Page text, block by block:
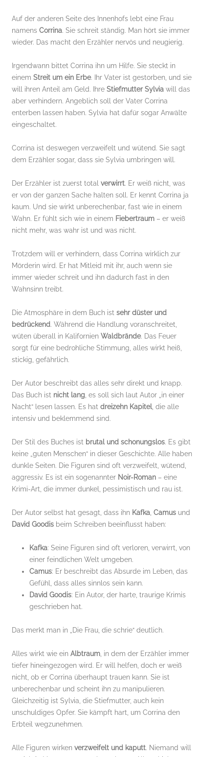
Auf der anderen Seite des Innenhofs lebt eine Frau
namens Corrina. Sie schreit ständig. Man hört sie immer
wieder. Das macht den Erzähler nervös und neugierig.
Irgendwann bittet Corrina ihn um Hilfe. Sie steckt in
einem Streit um ein Erbe. Ihr Vater ist gestorben, und sie
will ihren Anteil am Geld. Ihre Stiefmutter Sylvia will das
aber verhindern. Angeblich soll der Vater Corrina
enterben lassen haben. Sylvia hat dafür sogar Anwälte
eingeschaltet.
Corrina ist deswegen verzweifelt und wütend. Sie sagt
dem Erzähler sogar, dass sie Sylvia umbringen will.
Der Erzähler ist zuerst total verwirrt. Er weiß nicht, was
er von der ganzen Sache halten soll. Er kennt Corrina ja
kaum. Und sie wirkt unberechenbar, fast wie in einem
Wahn. Er fühlt sich wie in einem Fiebertraum – er weiß
nicht mehr, was wahr ist und was nicht.
Trotzdem will er verhindern, dass Corrina wirklich zur
Mörderin wird. Er hat Mitleid mit ihr, auch wenn sie
immer wieder schreit und ihn dadurch fast in den
Wahnsinn treibt.
Die Atmosphäre in dem Buch ist sehr düster und
bedrückend. Während die Handlung voranschreitet,
wüten überall in Kalifornien Waldbrände. Das Feuer
sorgt für eine bedrohliche Stimmung, alles wirkt heiß,
stickig, gefährlich.
Der Autor beschreibt das alles sehr direkt und knapp.
Das Buch ist nicht lang, es soll sich laut Autor „in einer
Nacht“ lesen lassen. Es hat dreizehn Kapitel, die alle
intensiv und beklemmend sind.
Der Stil des Buches ist brutal und schonungslos. Es gibt
keine „guten Menschen“ in dieser Geschichte. Alle haben
dunkle Seiten. Die Figuren sind oft verzweifelt, wütend,
aggressiv. Es ist ein sogenannter Noir-Roman – eine
Krimi-Art, die immer dunkel, pessimistisch und rau ist.
Der Autor selbst hat gesagt, dass ihn Kafka, Camus und
David Goodis beim Schreiben beeinflusst haben:
Kafka: Seine Figuren sind oft verloren, verwirrt, von
einer feindlichen Welt umgeben.
Camus: Er beschreibt das Absurde im Leben, das
Gefühl, dass alles sinnlos sein kann.
David Goodis: Ein Autor, der harte, traurige Krimis
geschrieben hat.
Das merkt man in „Die Frau, die schrie“ deutlich.
Alles wirkt wie ein Albtraum, in dem der Erzähler immer
tiefer hineingezogen wird. Er will helfen, doch er weiß
nicht, ob er Corrina überhaupt trauen kann. Sie ist
unberechenbar und scheint ihn zu manipulieren.
Gleichzeitig ist Sylvia, die Stiefmutter, auch kein
unschuldiges Opfer. Sie kämpft hart, um Corrina den
Erbteil wegzunehmen.
Alle Figuren wirken verzweifelt und kaputt. Niemand will